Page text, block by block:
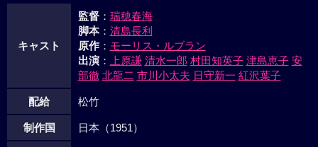
キャスト
監督： 瑞穂春海
脚本： 清島長利
原作： モーリス・ルブラン
出演： 上原謙 清水一郎 村田知英子 津島恵子 安
部徹 北龍二 市川小太夫 日守新一 紅沢葉子
配給 松竹
制作国 日本（1951）